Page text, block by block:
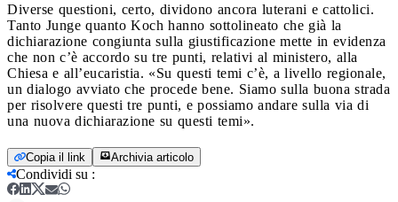
Diverse questioni, certo, dividono ancora luterani e cattolici.
Tanto Junge quanto Koch hanno sottolineato che già la
dichiarazione congiunta sulla giustificazione mette in evidenza
che non c’è accordo su tre punti, relativi al ministero, alla
Chiesa e all’eucaristia. «Su questi temi c’è, a livello regionale,
un dialogo avviato che procede bene. Siamo sulla buona strada
per risolvere questi tre punti, e possiamo andare sulla via di
una nuova dichiarazione su questi temi».
Copia il link Archivia articolo
Condividi su :